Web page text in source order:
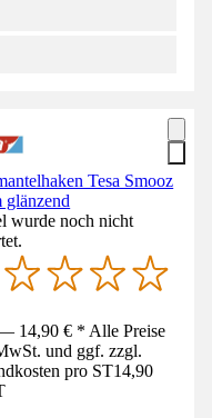
Tesa Smooz
glänzend
wurde noch nicht
14,90 € * Alle Preise
und ggf. zzgl.
pro ST14,90